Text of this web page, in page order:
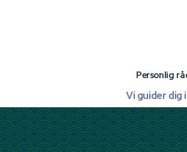
Personlig
Vi guider dig